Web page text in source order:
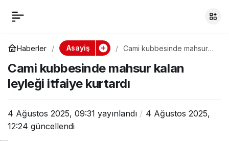
Haberler Asayiş
Cami kubbesinde mahsur
Cami kubbesinde mahsur kalan
leyleği itfaiye kurtardı
4 Ağustos 2025, 09:31 yayınlandı
4 Ağustos 2025,
12:24 güncellendi
Cami kubbesinde
mahsur kalan leyleği
itfaiye kurtardı